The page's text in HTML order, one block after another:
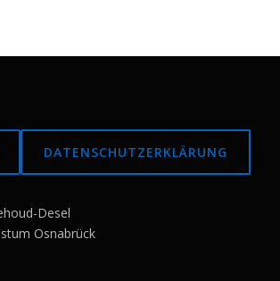
DATENSCHUTZERKLÄRUNG
Desel
Osnabrück